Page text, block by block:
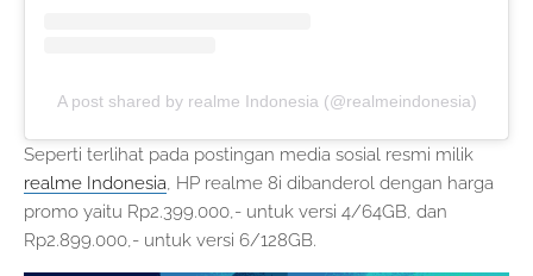
A post shared by realme Indonesia (@realmeindonesia)
Seperti terlihat pada postingan media sosial resmi milik
realme Indonesia, HP realme 8i dibanderol dengan harga
promo yaitu Rp2.399.000,- untuk versi 4/64GB, dan
Rp2.899.000,- untuk versi 6/128GB.